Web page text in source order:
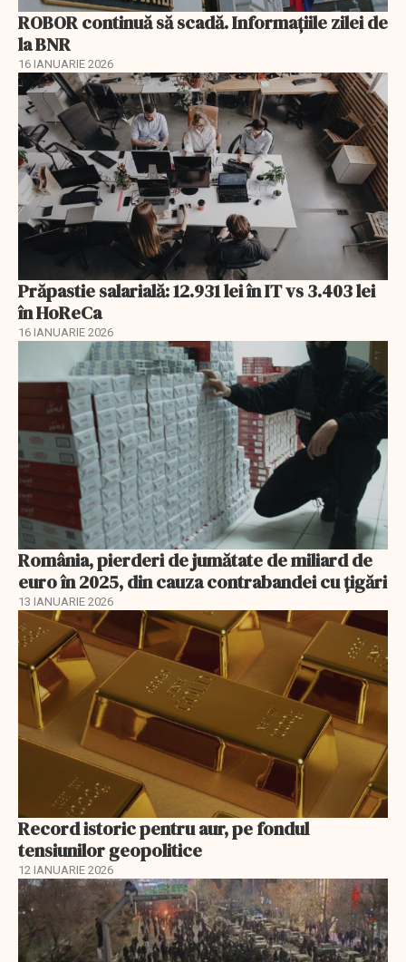
ROBOR continuă să scadă. Informaţiile zilei de
la BNR
16 IANUARIE 2026
Prăpastie salarială: 12.931 lei în IT vs 3.403 lei
în HoReCa
16 IANUARIE 2026
România, pierderi de jumătate de miliard de
euro în 2025, din cauza contrabandei cu ţigări
13 IANUARIE 2026
Record istoric pentru aur, pe fondul
tensiunilor geopolitice
12 IANUARIE 2026